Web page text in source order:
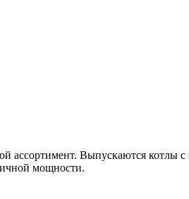
Выпускаются котлы с
мощности.